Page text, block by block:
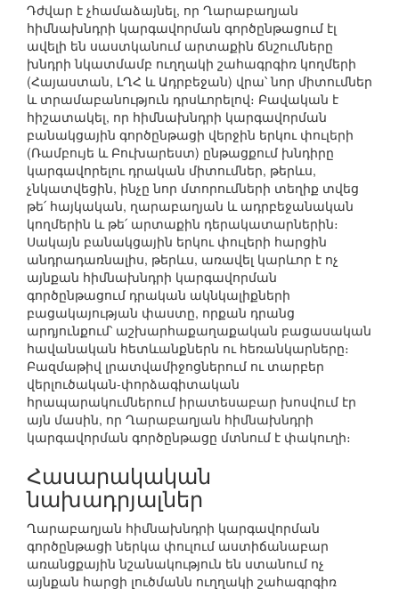
Դժվար է չհամաձայնել, որ Ղարաբաղյան
հիմնախնդրի կարգավորման գործընթացում էլ
ավելի են սաստկանում արտաքին ճնշումները
խնդրի նկատմամբ ուղղակի շահագրգիռ կողմերի
(Հայաստան, ԼՂՀ և Ադրբեջան) վրա՝ նոր միտումներ
և տրամաբանություն դրսևորելով։ Բավական է
հիշատակել, որ հիմնախնդրի կարգավորման
բանակցային գործընթացի վերջին երկու փուլերի
(Ռամբույե և Բուխարեստ) ընթացքում խնդիրը
կարգավորելու դրական միտումներ, թերևս,
չնկատվեցին, ինչը նոր մտորումների տեղիք տվեց
թե՛ հայկական, ղարաբաղյան և ադրբեջանական
կողմերին և թե՛ արտաքին դերակատարներին։
Սակայն բանակցային երկու փուլերի հարցին
անդրադառնալիս, թերևս, առավել կարևոր է ոչ
այնքան հիմնախնդրի կարգավորման
գործընթացում դրական ակնկալիքների
բացակայության փաստը, որքան դրանց
արդյունքում՝ աշխարհաքաղաքական բացասական
հավանական հետևանքներն ու հեռանկարները։
Բազմաթիվ լրատվամիջոցներում ու տարբեր
վերլուծական-փորձագիտական
հրապարակումներում իրատեսաբար խոսվում էր
այն մասին, որ Ղարաբաղյան հիմնախնդրի
կարգավորման գործընթացը մտնում է փակուղի։
Հասարակական
նախադրյալներ
Ղարաբաղյան հիմնախնդրի կարգավորման
գործընթացի ներկա փուլում աստիճանաբար
առանցքային նշանակություն են ստանում ոչ
այնքան հարցի լուծմանն ուղղակի շահագրգիռ